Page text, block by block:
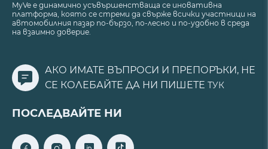
MyVe е динамично усъвършенстваща се иновативна
платформа, която се стреми да свърже всички участници на
автомобилния пазар по-бързо, по-лесно и по-удобно в среда
на взаимно доверие.
АКО ИМАТЕ ВЪПРОСИ И ПРЕПОРЪКИ, НЕ
СЕ КОЛЕБАЙТЕ ДА НИ ПИШЕТЕ ТУК
ПОСЛЕДВАЙТЕ НИ